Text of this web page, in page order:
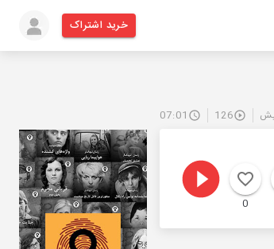
خرید اشتراک
126
07:01
0